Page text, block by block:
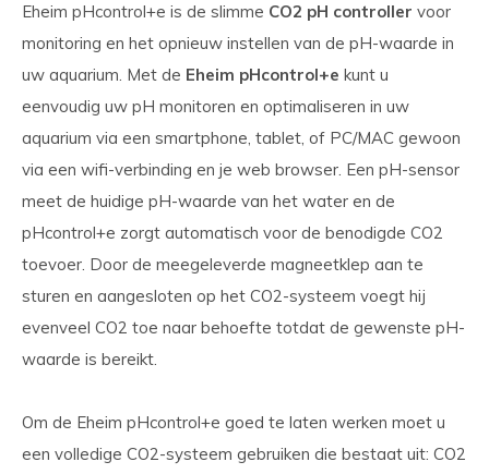
Eheim pHcontrol+e is de slimme CO2 pH controller voor
monitoring en het opnieuw instellen van de pH-waarde in
uw aquarium. Met de Eheim pHcontrol+e kunt u
eenvoudig uw pH monitoren en optimaliseren in uw
aquarium via een smartphone, tablet, of PC/MAC gewoon
via een wifi-verbinding en je web browser. Een pH-sensor
meet de huidige pH-waarde van het water en de
pHcontrol+e zorgt automatisch voor de benodigde CO2
toevoer. Door de meegeleverde magneetklep aan te
sturen en aangesloten op het CO2-systeem voegt hij
evenveel CO2 toe naar behoefte totdat de gewenste pH-
waarde is bereikt.
Om de Eheim pHcontrol+e goed te laten werken moet u
een volledige CO2-systeem gebruiken die bestaat uit: CO2